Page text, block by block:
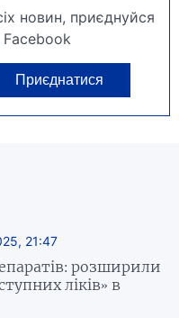
новин, приєднуйся
Facebook
Приєднатися
21:47
розширили
ліків» в